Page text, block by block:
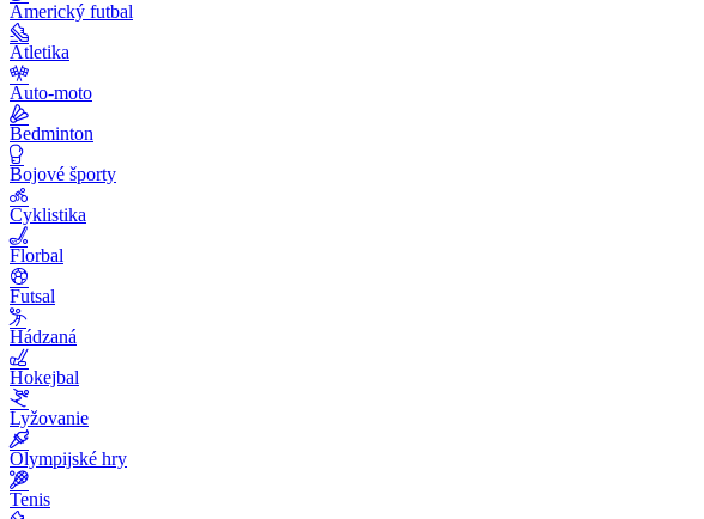
Americký futbal
Atletika
Auto-moto
Bedminton
Bojové športy
Cyklistika
Florbal
Futsal
Hádzaná
Hokejbal
Lyžovanie
Olympijské hry
Tenis